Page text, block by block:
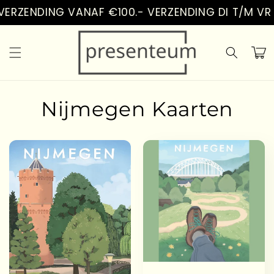
contenuti
VANAF €100.- VERZENDING DI T/M VR
Nijmegen Kaarten